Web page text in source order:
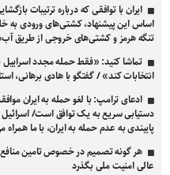
ایران با توافقی که درباره ترتیبات
اساس این پیشنهاد، کشتی‌های ورودی به
تنگه هرمز و کشتی‌های خروجی از طریق
تماشا کنید: «فقط حمله مجدد اسراییل
انتخابات کند» / گفتگو با هادی برهانی،
ادعای ترامپ: با لغو حمله به ایران
دستیابی سریع به یک توافق است/ اسرائیل
پایبندی به عدم حمله به ایران، با ما
هر گونه تصمیم در خصوص تامین منافع
عالی امنیت ملی بگذرد